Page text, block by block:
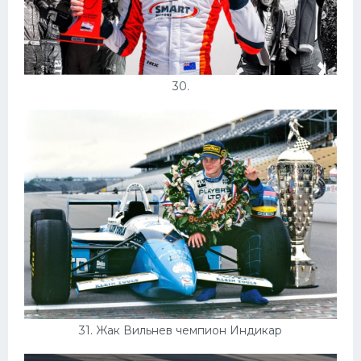
30.
31. Жак Вильнев чемпион Индикар